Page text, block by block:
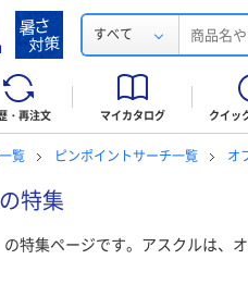
すべて
・再注文 マイカタログ クイッ
覧 ピンポイントサーチ一覧 オ
特集
の特集ページです。アスクルは、